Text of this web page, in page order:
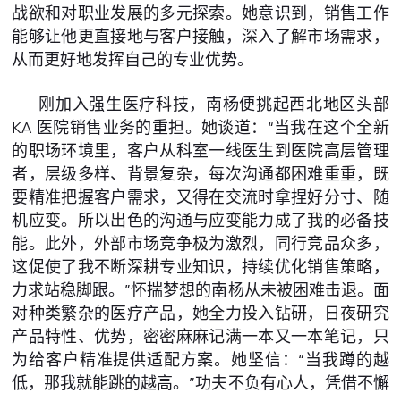
战欲和对职业发展的多元探索。她意识到，销售工作
能够让他更直接地与客户接触，深入了解市场需求，
从而更好地发挥自己的专业优势。
刚加入强生医疗科技，南杨便挑起西北地区头部
KA 医院销售业务的重担。她谈道：“当我在这个全新
的职场环境里，客户从科室一线医生到医院高层管理
者，层级多样、背景复杂，每次沟通都困难重重，既
要精准把握客户需求，又得在交流时拿捏好分寸、随
机应变。所以出色的沟通与应变能力成了我的必备技
能。此外，外部市场竞争极为激烈，同行竞品众多，
这促使了我不断深耕专业知识，持续优化销售策略，
力求站稳脚跟。”怀揣梦想的南杨从未被困难击退。面
对种类繁杂的医疗产品，她全力投入钻研，日夜研究
产品特性、优势，密密麻麻记满一本又一本笔记，只
为给客户精准提供适配方案。她坚信：“当我蹲的越
低，那我就能跳的越高。”功夫不负有心人，凭借不懈